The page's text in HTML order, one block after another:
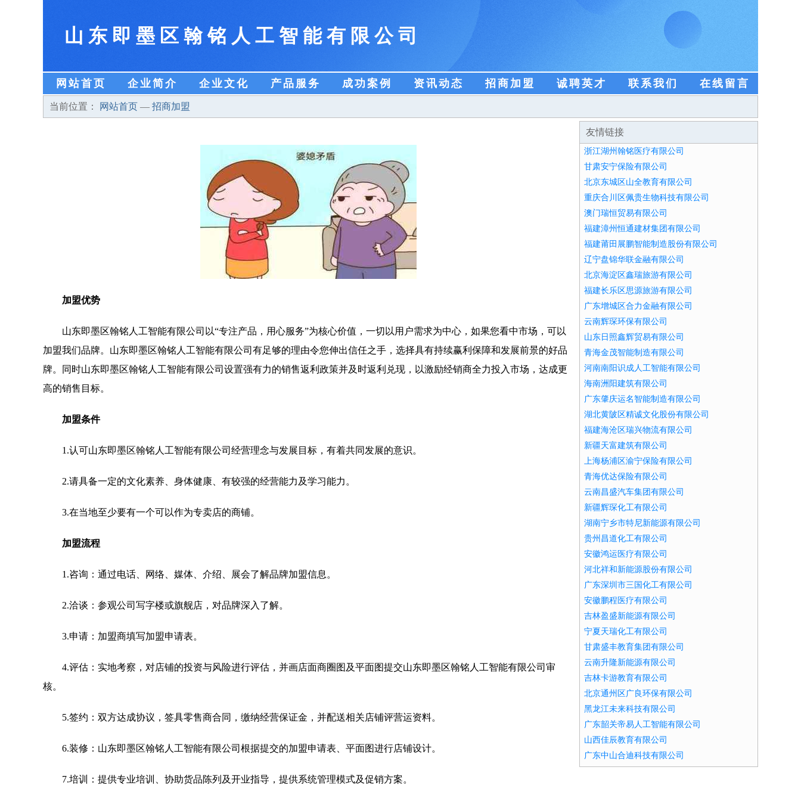
山东即墨区翰铭人工智能有限公司
网站首页 企业简介 企业文化 产品服务 成功案例 资讯动态 招商加盟 诚聘英才 联系我们 在线留言
当前位置： 网站首页 — 招商加盟
加盟优势
山东即墨区翰铭人工智能有限公司以“专注产品，用心服务”为核心价值，一切以用户需求为中心，如果您看中市场，可以
加盟我们品牌。山东即墨区翰铭人工智能有限公司有足够的理由令您伸出信任之手，选择具有持续赢利保障和发展前景的好品
牌。同时山东即墨区翰铭人工智能有限公司设置强有力的销售返利政策并及时返利兑现，以激励经销商全力投入市场，达成更
高的销售目标。
加盟条件
1.认可山东即墨区翰铭人工智能有限公司经营理念与发展目标，有着共同发展的意识。
2.请具备一定的文化素养、身体健康、有较强的经营能力及学习能力。
3.在当地至少要有一个可以作为专卖店的商铺。
加盟流程
1.咨询：通过电话、网络、媒体、介绍、展会了解品牌加盟信息。
2.洽谈：参观公司写字楼或旗舰店，对品牌深入了解。
3.申请：加盟商填写加盟申请表。
4.评估：实地考察，对店铺的投资与风险进行评估，并画店面商圈图及平面图提交山东即墨区翰铭人工智能有限公司审
核。
5.签约：双方达成协议，签具零售商合同，缴纳经营保证金，并配送相关店铺评营运资料。
6.装修：山东即墨区翰铭人工智能有限公司根据提交的加盟申请表、平面图进行店铺设计。
7.培训：提供专业培训、协助货品陈列及开业指导，提供系统管理模式及促销方案。
友情链接
浙江湖州翰铭医疗有限公司
甘肃安宁保险有限公司
北京东城区山全教育有限公司
重庆合川区佩贵生物科技有限公司
澳门瑞恒贸易有限公司
福建漳州恒通建材集团有限公司
福建莆田展鹏智能制造股份有限公司
辽宁盘锦华联金融有限公司
北京海淀区鑫瑞旅游有限公司
福建长乐区思源旅游有限公司
广东增城区合力金融有限公司
云南辉琛环保有限公司
山东日照鑫辉贸易有限公司
青海金茂智能制造有限公司
河南南阳识成人工智能有限公司
海南洲阳建筑有限公司
广东肇庆运名智能制造有限公司
湖北黄陂区精诚文化股份有限公司
福建海沧区瑞兴物流有限公司
新疆天富建筑有限公司
上海杨浦区渝宁保险有限公司
青海优达保险有限公司
云南昌盛汽车集团有限公司
新疆辉琛化工有限公司
湖南宁乡市特尼新能源有限公司
贵州昌道化工有限公司
安徽鸿运医疗有限公司
河北祥和新能源股份有限公司
广东深圳市三国化工有限公司
安徽鹏程医疗有限公司
吉林盈盛新能源有限公司
宁夏天瑞化工有限公司
甘肃盛丰教育集团有限公司
云南升隆新能源有限公司
吉林卡游教育有限公司
北京通州区广良环保有限公司
黑龙江未来科技有限公司
广东韶关帝易人工智能有限公司
山西佳辰教育有限公司
广东中山合迪科技有限公司